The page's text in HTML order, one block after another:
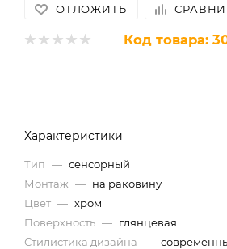
ОТЛОЖИТЬ
Код товара:
Характеристики
Тип — сенсорный
Монтаж — на раковину
Цвет — хром
Поверхность — глянцевая
Стилистика дизайна —